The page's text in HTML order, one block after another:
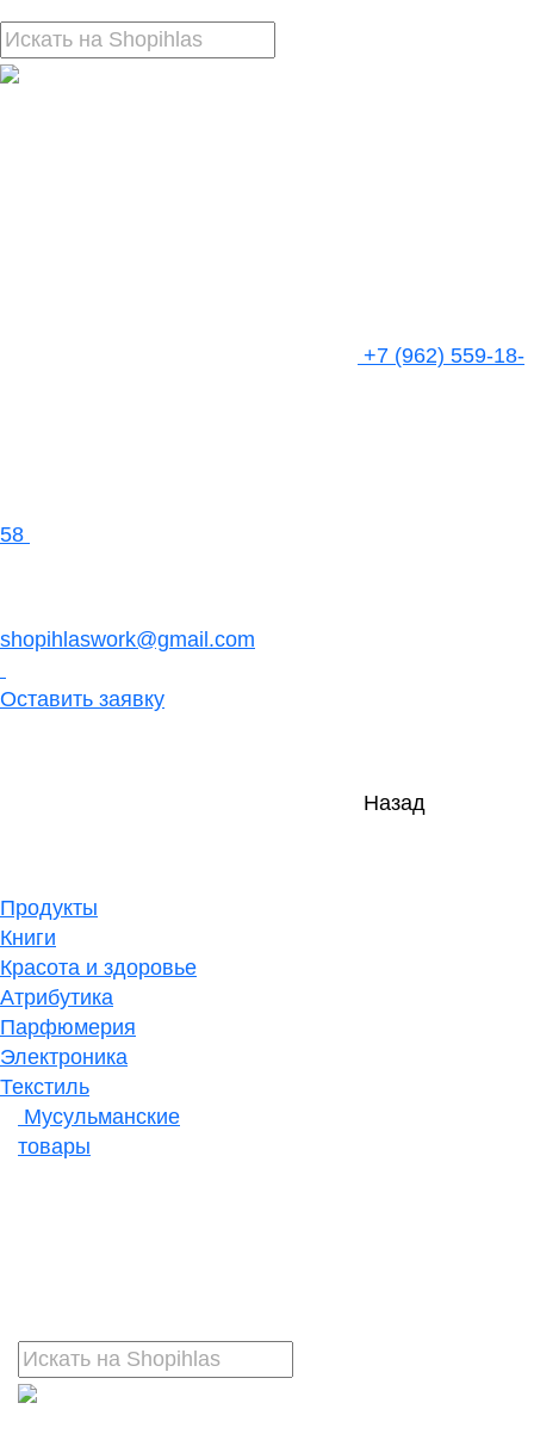
+7 (962) 559-18-
58
shopihlaswork@gmail.com
Оставить заявку
Назад
Продукты
Книги
Красота и здоровье
Атрибутика
Парфюмерия
Электроника
Текстиль
Мусульманские
товары